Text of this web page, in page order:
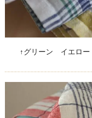
↑グリーン イエロー